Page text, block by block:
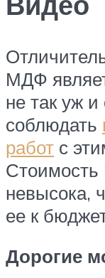
МДФ
не так уж
соблюдать
работ с
невысока,
ее к
Дорогие